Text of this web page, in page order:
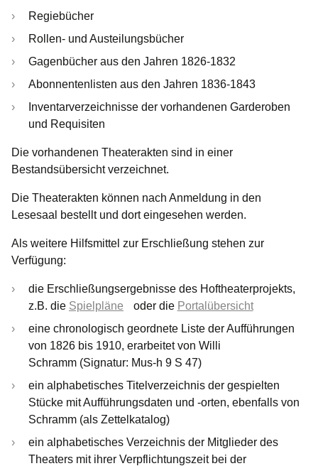
Regiebücher
Rollen- und Austeilungsbücher
Gagenbücher aus den Jahren 1826-1832
Abonnentenlisten aus den Jahren 1836-1843
Inventarverzeichnisse der vorhandenen Garderoben
und Requisiten
Die vorhandenen Theaterakten sind in einer
Bestandsübersicht verzeichnet.
Die Theaterakten können nach Anmeldung in den
Lesesaal bestellt und dort eingesehen werden.
Als weitere Hilfsmittel zur Erschließung stehen zur
Verfügung:
die Erschließungsergebnisse des Hoftheaterprojekts,
z.B. die Spielpläne oder die Portalübersicht
eine chronologisch geordnete Liste der Aufführungen
von 1826 bis 1910, erarbeitet von Willi
Schramm (Signatur: Mus-h 9 S 47)
ein alphabetisches Titelverzeichnis der gespielten
Stücke mit Aufführungsdaten und -orten, ebenfalls von
Schramm (als Zettelkatalog)
ein alphabetisches Verzeichnis der Mitglieder des
Theaters mit ihrer Verpflichtungszeit bei der